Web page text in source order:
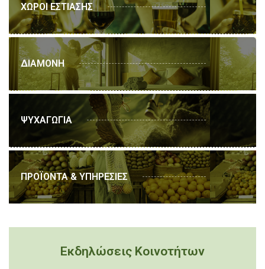
ΧΩΡΟΙ ΕΣΤΙΑΣΗΣ
ΔΙΑΜΟΝΗ
ΨΥΧΑΓΩΓΙΑ
ΠΡΟΪΟΝΤΑ & ΥΠΗΡΕΣΙΕΣ
Εκδηλώσεις Κοινοτήτων